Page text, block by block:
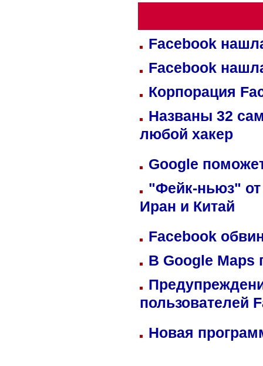
Facebook
Facebook
Корпорация
Названы 32
любой хакер
Google
"Фейк-ньюз" от
Иран и Китай
Facebook
В Google Maps
пользователей
Новая